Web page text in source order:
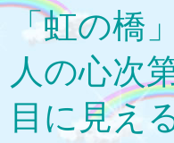
「虹の橋
人の心次
目に見え